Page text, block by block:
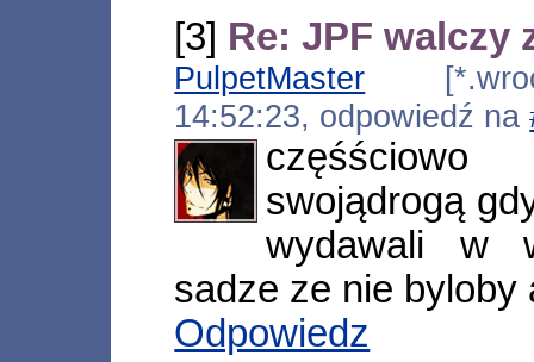
[3] Re: JPF walczy
PulpetMaster
14:52:23, odpowiedź na
swojądrogą
wydawali w
sadze ze nie byloby
Odpowiedz